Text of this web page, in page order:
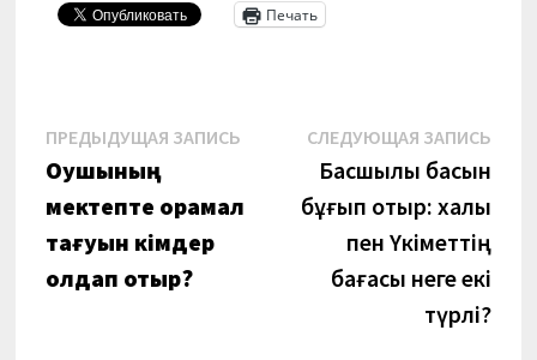
Печать
Навигация
по
записям
ПРЕДЫДУЩАЯ ЗАПИСЬПредыдущая
Оқушының
мектепте орамал
тағуын кімдер
қолдап отыр?
СЛЕДУЮЩАЯ ЗАПИСЬ
Басшылық басын
бұғып отыр: халық
пен Үкіметтің
бағасы неге екі
түрлі?